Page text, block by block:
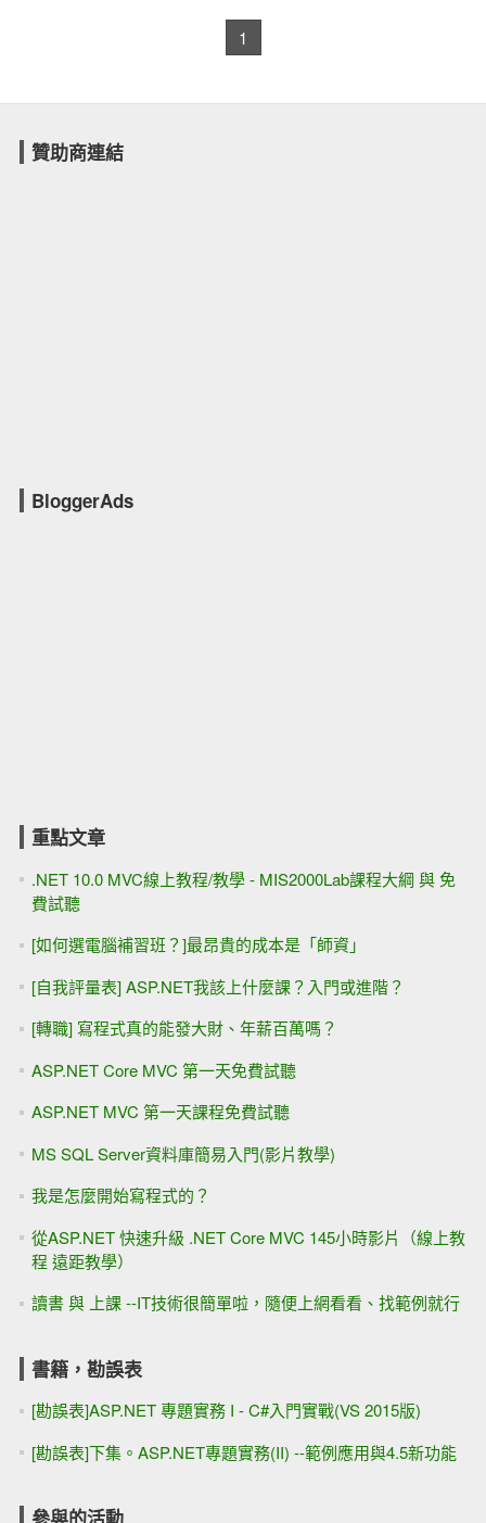
1
贊助商連結
BloggerAds
重點文章
.NET 10.0 MVC線上教程/教學 - MIS2000Lab課程大綱 與 免
費試聽
[如何選電腦補習班？]最昂貴的成本是「師資」
[自我評量表] ASP.NET我該上什麼課？入門或進階？
[轉職] 寫程式真的能發大財、年薪百萬嗎？
ASP.NET Core MVC 第一天免費試聽
ASP.NET MVC 第一天課程免費試聽
MS SQL Server資料庫簡易入門(影片教學)
我是怎麼開始寫程式的？
從ASP.NET 快速升級 .NET Core MVC 145小時影片（線上教
程 遠距教學）
讀書 與 上課 --IT技術很簡單啦，隨便上網看看、找範例就行
書籍，勘誤表
[勘誤表]ASP.NET 專題實務 I - C#入門實戰(VS 2015版)
[勘誤表]下集。ASP.NET專題實務(II) --範例應用與4.5新功能
參與的活動